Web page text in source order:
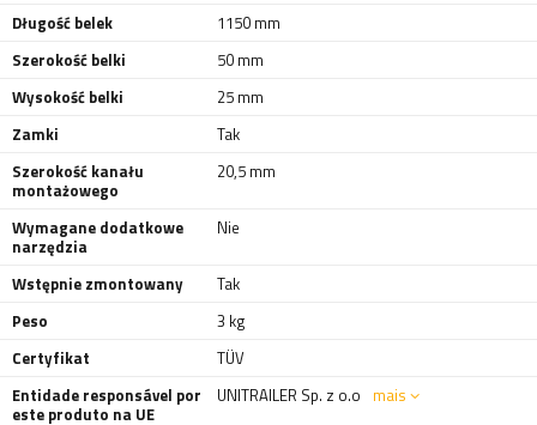
Długość belek
1150 mm
Szerokość belki
50 mm
Wysokość belki
25 mm
Zamki
Tak
Szerokość kanału
montażowego
20,5 mm
Wymagane dodatkowe
narzędzia
Nie
Wstępnie zmontowany
Tak
Peso
3 kg
Certyfikat
TÜV
Entidade responsável por
este produto na UE
UNITRAILER Sp. z o.o mais